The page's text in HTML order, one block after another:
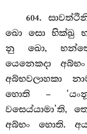
604.
ඛො සො භික්ඛු
නු ඛො,
යෙනෙකදා
අබ්භවලාහකා
හොති –
වසෙය්යාමා’ති,
අබ්භං හොති.